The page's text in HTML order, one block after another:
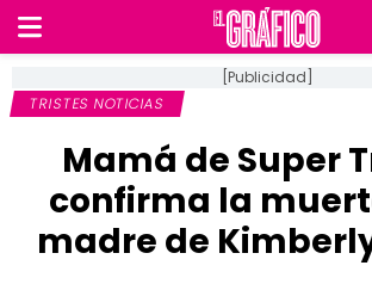
[Publicidad]
TRISTES NOTICIAS
Mamá de Super
confirma la
madre de